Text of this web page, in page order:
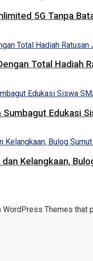
5G Tanpa
Total Hadiah
Edukasi
Kelangkaan,
Themes